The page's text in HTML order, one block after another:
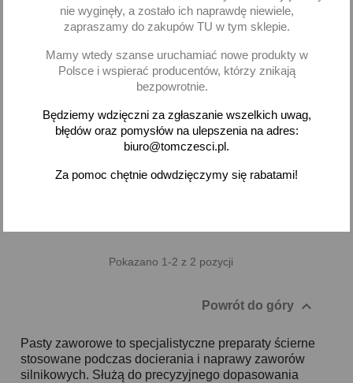
do metalu kpl 3 sztuk
docieranie zaworów 126p
Dodaj
- +
docierania zaworów 100 g
16,25 zł brutto
Dodaj
- +
Pokazano 1-2 z 2 pozycji
Powrót do góry 
Pasty zaworowe to specjalistyczne preparaty ścierne
stosowane podczas docierania i naprawy zaworów
silnikowych. Służą do precyzyjnego dopasowania
nie wyginęły, a zostało ich naprawdę niewiele,
zapraszamy do zakupów TU w tym sklepie.
Mamy wtedy szanse uruchamiać nowe produkty w
Polsce i wspierać producentów, którzy znikają
bezpowrotnie.
Będziemy wdzięczni za zgłaszanie wszelkich uwag,
błędów oraz pomysłów na ulepszenia na adres:
biuro@tomczesci.pl.
Za pomoc chętnie odwdzięczymy się rabatami!